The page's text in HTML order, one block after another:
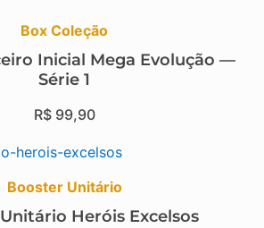
Box Coleção
Inicial Mega Evolução —
Série 1
R$99,90
Booster Unitário
Heróis Excelsos